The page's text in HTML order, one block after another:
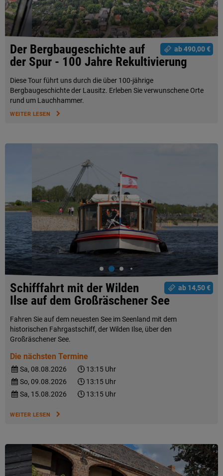
ab 490,00 €
Der Bergbaugeschichte auf
der Spur - 100 Jahre Rekultivierung
Diese Tour führt uns durch die über 100-jährige
Bergbaugeschichte der Lausitz. Erleben Sie verwunschene Orte
rund um Lauchhammer.
WEITER LESEN
ab 14,50 €
Schifffahrt mit der Wilden
Ilse auf dem Großräschener See
Fahren Sie auf dem neuesten See im Seenland mit dem
historischen Fahrgastschiff, der Wilden Ilse, über den
Großräschener See.
Die nächsten Termine
Sa, 08.08.2026
13:15 Uhr
So, 09.08.2026
13:15 Uhr
Sa, 15.08.2026
13:15 Uhr
WEITER LESEN